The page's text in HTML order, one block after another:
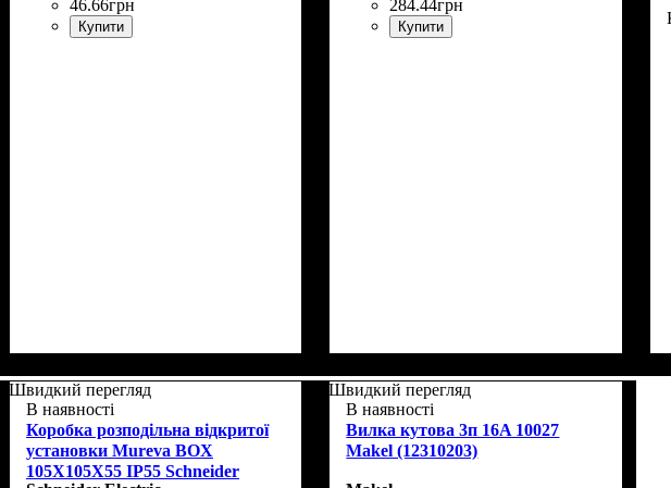
46.66грн
Купити
284.44грн
Купити
Швидкий перегляд
В наявності
Коробка розподільна відкритої
установки Mureva BOX
105X105X55 IP55 Schneider
Швидкий перегляд
В наявності
Вилка кутова 3п 16A 10027
Makel (12310203)